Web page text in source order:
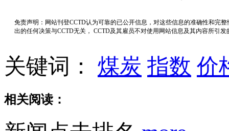
免责声明：网站刊登CCTD认为可靠的已公开信息，对这些信息的准确性和完
出的任何决策与CCTD无关， CCTD及其雇员不对使用网站信息及其内容所引
关键词： 煤炭 指数 价
相关阅读：